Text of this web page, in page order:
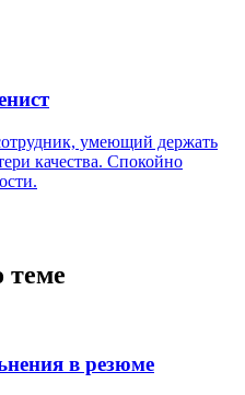
умеющий держать
качества. Спокойно
теме
в резюме